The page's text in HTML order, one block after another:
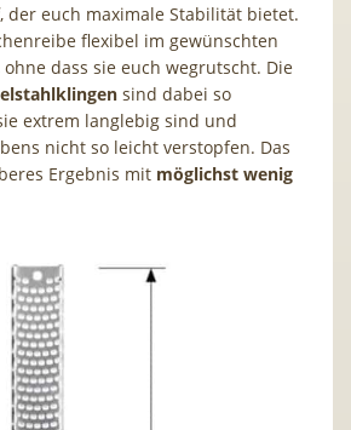
, der euch maximale Stabilität bietet.
flexibel im gewünschten
dass sie euch wegrutscht. Die
sind dabei so
extrem langlebig sind und
nicht so leicht verstopfen. Das
Ergebnis mit möglichst wenig